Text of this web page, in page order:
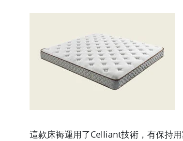
這款床褥運用了Celliant技術，有保持